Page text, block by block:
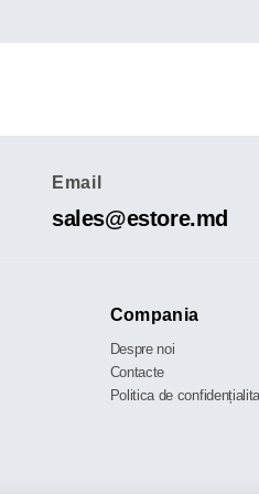
Email
sales@estore.md
Compania
Despre noi
Contacte
Politica de